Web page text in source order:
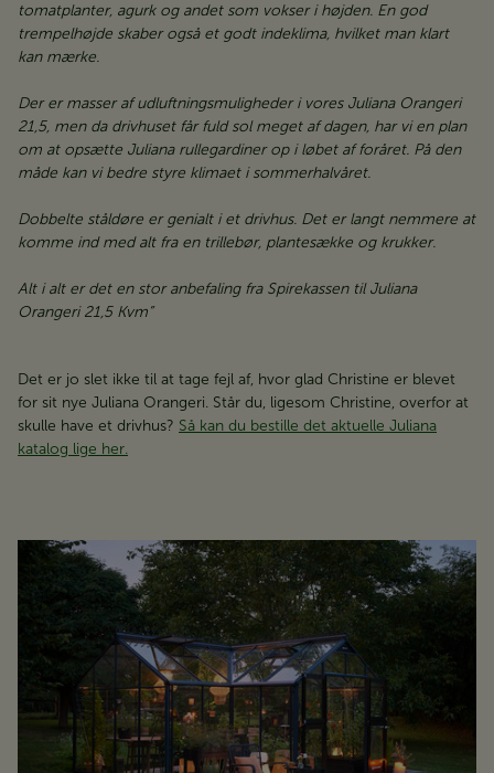
tomatplanter, agurk og andet som vokser i højden. En god
trempelhøjde skaber også et godt indeklima, hvilket man klart
kan mærke.
Der er masser af udluftningsmuligheder i vores Juliana Orangeri
21,5, men da drivhuset får fuld sol meget af dagen, har vi en plan
om at opsætte Juliana rullegardiner op i løbet af foråret. På den
måde kan vi bedre styre klimaet i sommerhalvåret.
Dobbelte ståldøre er genialt i et drivhus. Det er langt nemmere at
komme ind med alt fra en trillebør, plantesække og krukker.
Alt i alt er det en stor anbefaling fra Spirekassen til Juliana
Orangeri 21,5 Kvm”
Det er jo slet ikke til at tage fejl af, hvor glad Christine er blevet
for sit nye Juliana Orangeri. Står du, ligesom Christine, overfor at
skulle have et drivhus? Så kan du bestille det aktuelle Juliana
katalog lige her.